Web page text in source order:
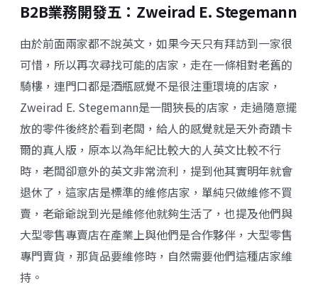
B2B業務開發五：Zweirad E. Stegemann
由於前面兩家都不說英文，如果今天只有拜訪到一家很
可惜，所以再次尋找可能的店家，走在一條相對老舊的
騎樓，連門口都是酒瓶感覺不是很注重環境的店家，
Zweirad E. Stegemann是一間狹長的店家，走過隨意擺
放的零件後終於看到老闆，給人的感覺就是天外奇蹟卡
爾的真人版 ，原本以為年紀比較大的人英文比較不行
時，老闆卻意外的英文非常流利，提到他其實明年就會
退休了，這家店是標準的維修店家，單純只做維修不買
賣，老爺爺說到光是維修他就夠生活了，也提及他們與
大型零售專賣店在產業上與他們是合作夥伴，大型零售
專門賣貨，那貨品要維修時，自然需要他們這種店家維
持。